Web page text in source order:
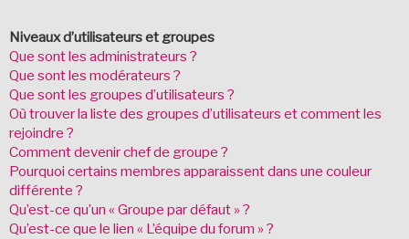
Niveaux d’utilisateurs et groupes
Que sont les administrateurs ?
Que sont les modérateurs ?
Que sont les groupes d’utilisateurs ?
Où trouver la liste des groupes d’utilisateurs et comment les
rejoindre ?
Comment devenir chef de groupe ?
Pourquoi certains membres apparaissent dans une couleur
différente ?
Qu’est-ce qu’un « Groupe par défaut » ?
Qu’est-ce que le lien « L’équipe du forum » ?